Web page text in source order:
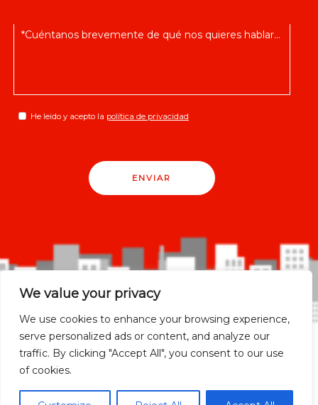
We value your privacy
We use cookies to enhance your browsing experience,
serve personalized ads or content, and analyze our
traffic. By clicking "Accept All", you consent to our use
of cookies.
He leido y acepto la política de privacidad
ENVIAR